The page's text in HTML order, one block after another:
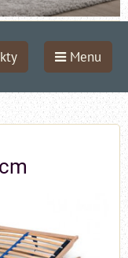
Menu